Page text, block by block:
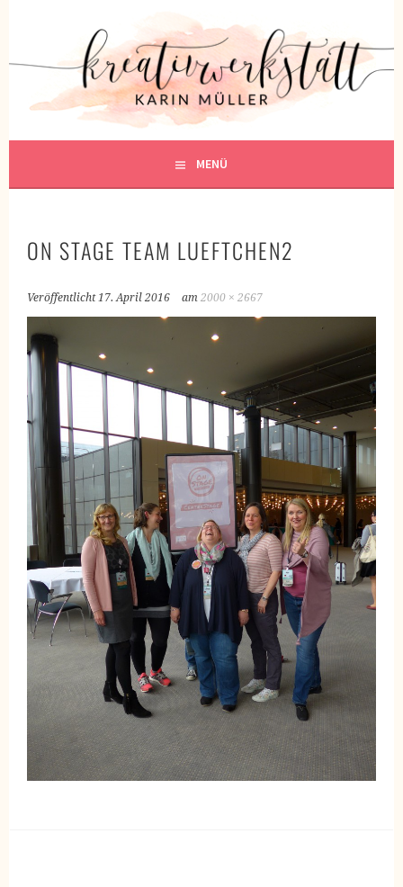
KREATIVWERKSTATT
KREATIV SEIN
MENÜ
ON STAGE TEAM LUEFTCHEN2
Veröffentlicht17. April 2016 am2000 × 2667